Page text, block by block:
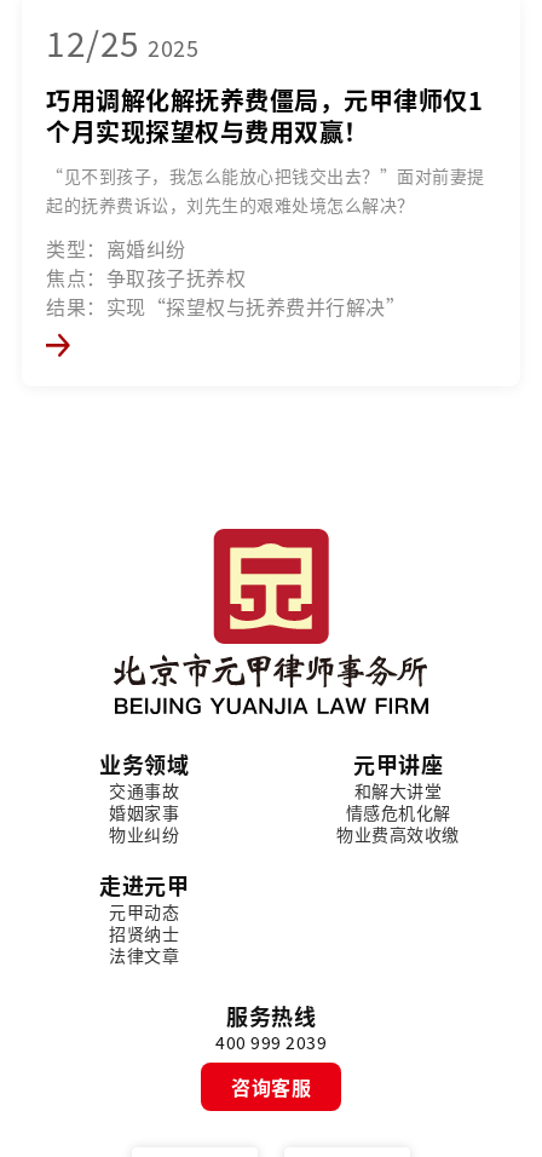
12/25 2025
巧用调解化解抚养费僵局，元甲律师仅1
个月实现探望权与费用双赢！
“见不到孩子，我怎么能放心把钱交出去？”面对前妻提
起的抚养费诉讼，刘先生的艰难处境怎么解决？
类型：离婚纠纷
焦点：争取孩子抚养权
结果：实现“探望权与抚养费并行解决”
业务领域
交通事故
婚姻家事
物业纠纷
元甲讲座
和解大讲堂
情感危机化解
物业费高效收缴
走进元甲
元甲动态
招贤纳士
法律文章
服务热线
400 999 2039
咨询客服